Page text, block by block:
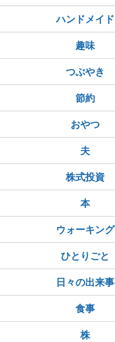
ハンドメイド
趣味
つぶやき
節約
おやつ
夫
株式投資
本
ウォーキング
ひとりごと
日々の出来事
食事
株